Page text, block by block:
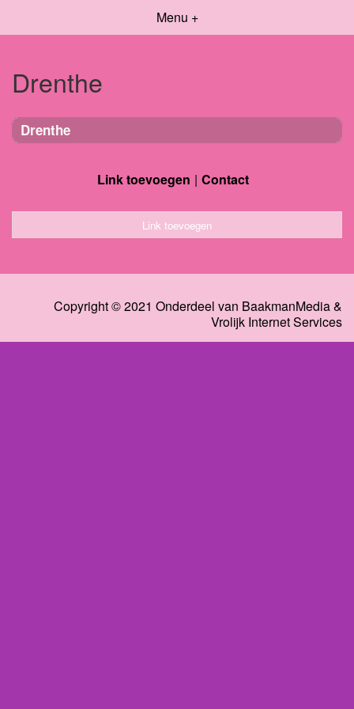
Menu +
Drenthe
Drenthe
Link toevoegen Contact
Link toevoegen
Copyright © 2021 Onderdeel van BaakmanMedia&
Vrolijk Internet Services